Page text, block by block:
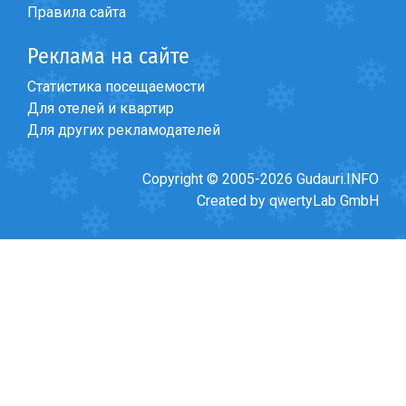
Правила сайта
Реклама на сайте
Статистика посещаемости
Для отелей и квартир
Для других рекламодателей
Copyright © 2005-2026 Gudauri.INFO
Created by qwertyLab GmbH
ПРОЖИВАНИЕ
Квартиры
Горячие предложения
Долгосрочная аренда